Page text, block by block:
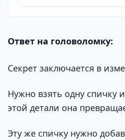
Ответ на головоломку:
Секрет заключается в
Нужно взять одну спичку
этой детали она
Эту же спичку нужно